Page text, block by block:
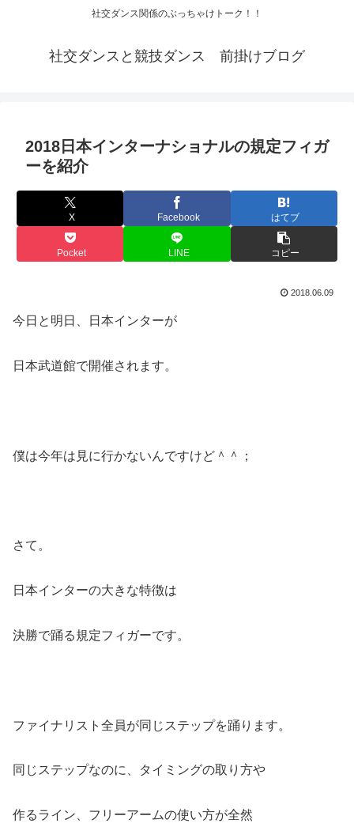
社交ダンス関係のぶっちゃけトーク！！
社交ダンスと競技ダンス 前掛けブログ
2018日本インターナショナルの規定フィガ
ーを紹介
X Facebook はてブ
Pocket LINE コピー
2018.06.09
今日と明日、日本インターが
日本武道館で開催されます。
僕は今年は見に行かないんですけど＾＾；
さて。
日本インターの大きな特徴は
決勝で踊る規定フィガーです。
ファイナリスト全員が同じステップを踊ります。
同じステップなのに、タイミングの取り方や
作るライン、フリーアームの使い方が全然